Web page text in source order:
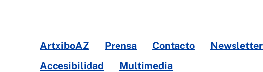
ArtxiboAZ Prensa Contacto Newsletter
Accesibilidad
Multimedia